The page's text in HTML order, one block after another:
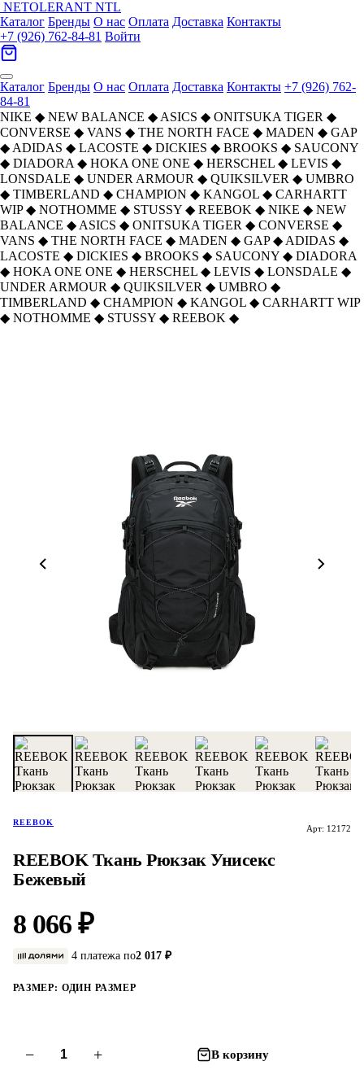
NETOLERANT NTL
Каталог Бренды О нас Оплата Доставка Контакты
+7 (926) 762-84-81 Войти
Каталог Бренды О нас Оплата Доставка Контакты +7 (926) 762-
84-81
NIKE ◆ NEW BALANCE ◆ ASICS ◆ ONITSUKA TIGER ◆
CONVERSE ◆ VANS ◆ THE NORTH FACE ◆ MADEN ◆ GAP
◆ ADIDAS ◆ LACOSTE ◆ DICKIES ◆ BROOKS ◆ SAUCONY
◆ DIADORA ◆ HOKA ONE ONE ◆ HERSCHEL ◆ LEVIS ◆
LONSDALE ◆ UNDER ARMOUR ◆ QUIKSILVER ◆ UMBRO
◆ TIMBERLAND ◆ CHAMPION ◆ KANGOL ◆ CARHARTT
WIP ◆ NOTHOMME ◆ STUSSY ◆ REEBOK ◆ NIKE ◆ NEW
BALANCE ◆ ASICS ◆ ONITSUKA TIGER ◆ CONVERSE ◆
VANS ◆ THE NORTH FACE ◆ MADEN ◆ GAP ◆ ADIDAS ◆
LACOSTE ◆ DICKIES ◆ BROOKS ◆ SAUCONY ◆ DIADORA
◆ HOKA ONE ONE ◆ HERSCHEL ◆ LEVIS ◆ LONSDALE ◆
UNDER ARMOUR ◆ QUIKSILVER ◆ UMBRO ◆
TIMBERLAND ◆ CHAMPION ◆ KANGOL ◆ CARHARTT WIP
◆ NOTHOMME ◆ STUSSY ◆ REEBOK ◆
REEBOK
Арт: 12172
REEBOK Ткань Рюкзак Унисекс
Бежевый
8 066 ₽
4 платежа по2 017 ₽
РАЗМЕР: ОДИН РАЗМЕР
− + В корзину